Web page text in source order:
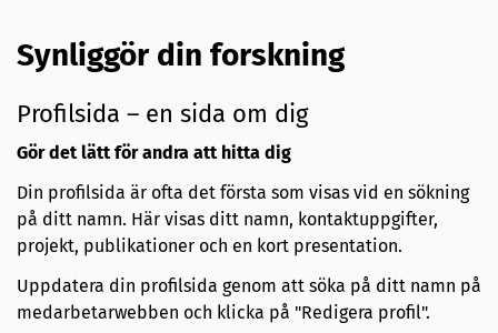
Synliggör din forskning
Profilsida – en sida om dig
Gör det lätt för andra att hitta dig
Din profilsida är ofta det första som visas vid en sökning
på ditt namn. Här visas ditt namn, kontaktuppgifter,
projekt, publikationer och en kort presentation.
Uppdatera din profilsida genom att söka på ditt namn på
medarbetarwebben och klicka på "Redigera profil".